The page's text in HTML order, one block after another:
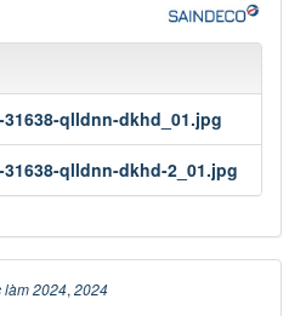
31638-qlldnn-dkhd_01.jpg
31638-qlldnn-dkhd-2_01.jpg
làm 2024, 2024